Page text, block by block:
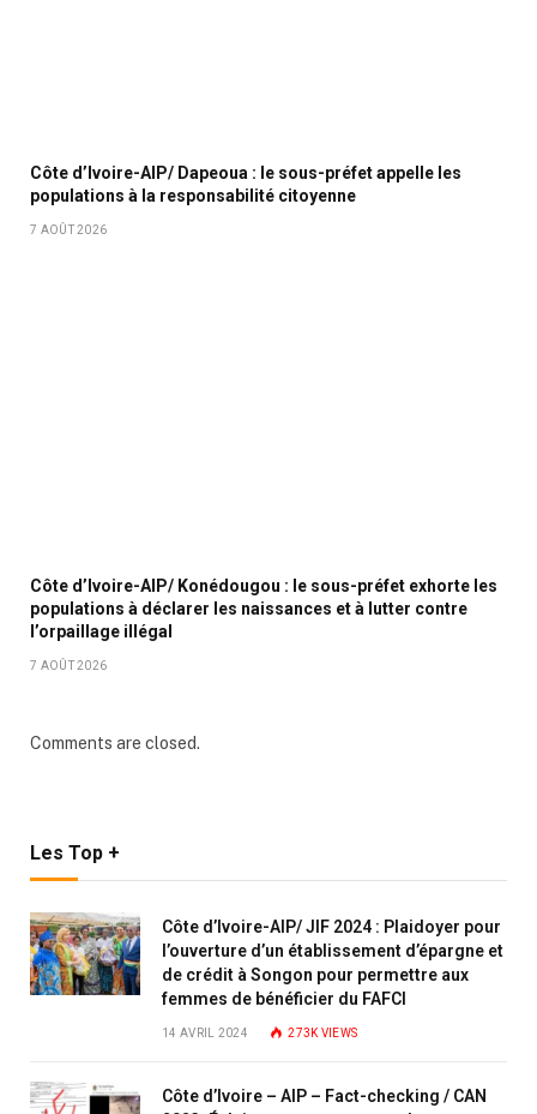
Côte d’Ivoire-AIP/ Dapeoua : le sous-préfet appelle les
populations à la responsabilité citoyenne
7 AOÛT 2026
Côte d’Ivoire-AIP/ Konédougou : le sous-préfet exhorte les
populations à déclarer les naissances et à lutter contre
l’orpaillage illégal
7 AOÛT 2026
Comments are closed.
Les Top +
Côte d’Ivoire-AIP/ JIF 2024 : Plaidoyer pour
l’ouverture d’un établissement d’épargne et
de crédit à Songon pour permettre aux
femmes de bénéficier du FAFCI
14 AVRIL 2024 273K VIEWS
Côte d’Ivoire – AIP – Fact-checking / CAN